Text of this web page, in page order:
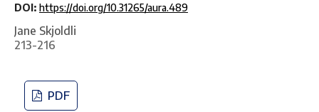
DOI: https://doi.org/10.31265/aura.489
Jane Skjoldli
213-216
PDF